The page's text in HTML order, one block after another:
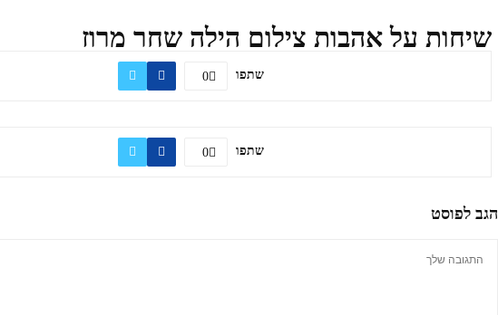
שיחות על אהבות צילום הילה שחר מרוז
שתפו 0
שתפו 0
הגב לפוסט